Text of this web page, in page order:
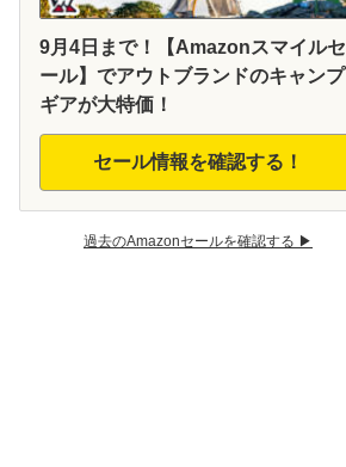
9月4日まで！【Amazonスマイルセ
ール】でアウトブランドのキャンプ
ギアが大特価！
セール情報を確認する！
過去のAmazonセールを確認する ▶︎